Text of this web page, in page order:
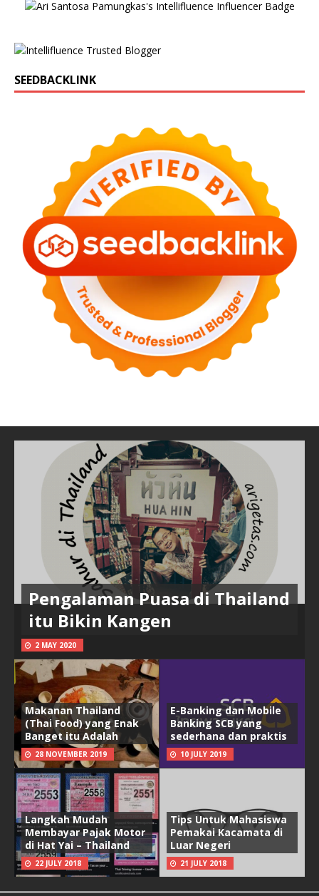
SEEDBACKLINK
Pengalaman Puasa di Thailand
itu Bikin Kangen
2 MAY 2020
Makanan Thailand
(Thai Food) yang Enak
Banget itu Adalah
28 NOVEMBER 2019
E-Banking dan Mobile
Banking SCB yang
sederhana dan praktis
10 JULY 2019
Langkah Mudah
Membayar Pajak Motor
di Hat Yai – Thailand
22 JULY 2018
Tips Untuk Mahasiswa
Pemakai Kacamata di
Luar Negeri
21 JULY 2018